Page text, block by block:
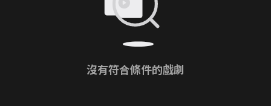
沒有符合條件的戲劇